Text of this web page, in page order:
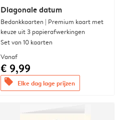
Diagonale datum
Bedankkaarten | Premium kaart met
keuze uit 3 papierafwerkingen
Set van 10 kaarten
Vanaf
€ 9,99
offers Elke dag lage prijzen